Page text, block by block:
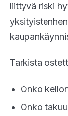
liittyvä riski
Tarkista
Onko
Onko